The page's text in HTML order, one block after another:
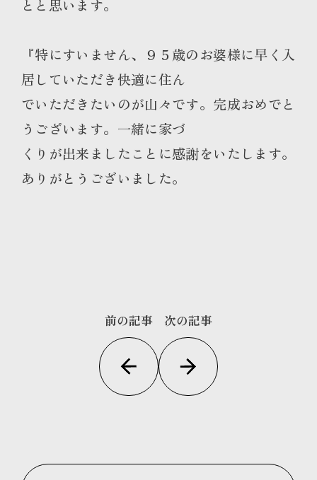
とと思います。
『特にすいません、９５歳のお婆様に早く入
居していただき快適に住ん
でいただきたいのが山々です。完成おめでと
うございます。一緒に家づ
くりが出来ましたことに感謝をいたします。
ありがとうございました。
前の記事 次の記事